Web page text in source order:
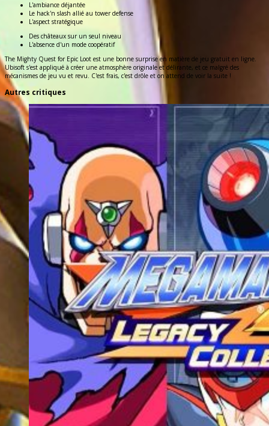
L'ambiance déjantée
Le hack'n slash allié au tower defense
L'aspect stratégique
Des châteaux sur un seul niveau
L'absence d'un mode coopératif
The Mighty Quest for Epic Loot est une bonne surprise en matière de jeu gratuit en ligne.
Ubisoft s'est appliqué à créer une atmosphère originale et délirante, et ce malgré des
mécanismes de jeu vu et revu. C'est frais, c'est drôle et on attend de voir la suite !
Autres critiques